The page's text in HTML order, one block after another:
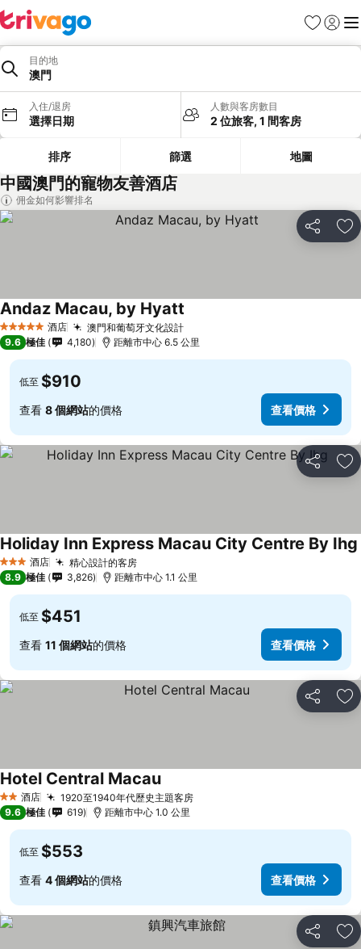
收藏夾
登入 選
目的地
澳門
入住/退房
選擇日期
人數與客房數目
2 位旅客, 1 間客房
排序 篩選 地圖
中國澳門的寵物友善酒店
佣金如何影響排名
分享 放
5 星級 酒店 澳門和葡萄牙文化設計查看價格
Andaz Macau, by Hyatt
9.6 極佳 4,180 距離市中心 6.5 公里
低至 $910
查看 8 個網站的價格 查看價格
分享 放
3 星級 酒店 精心設計的客房查看價格
Holiday Inn Express Macau City Centre By Ihg
8.9 極佳 3,826 距離市中心 1.1 公里
低至 $451
查看 11 個網站的價格 查看價格
分享 放
2 星級酒店 1920至1940年代歷史主題客房查看價格
Hotel Central Macau查看價格
9.6 極佳 619 距離市中心 1.0 公里
低至 $553
查看 4 個網站的價格 查看價格
分享 放